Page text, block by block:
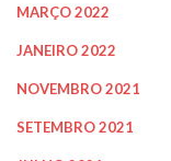
MARÇO 2022
JANEIRO 2022
NOVEMBRO 2021
SETEMBRO 2021